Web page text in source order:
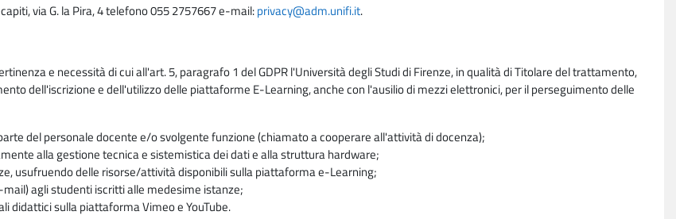
via G. la Pira, 4 telefono 055 2757667 e-mail:privacy@adm.unifi.it.
e necessità di cui all'art. 5, paragrafo 1 del GDPR l'Università degli Studi di Firenze, in qualità di Titolare del trattamento,
dell'iscrizione e dell'utilizzo delle piattaforme E-Learning, anche con l'ausilio di mezzi elettronici, per il perseguimento delle
del personale docente e/o svolgente funzione (chiamato a cooperare all'attività di docenza);
alla gestione tecnica e sistemistica dei dati e alla struttura hardware;
usufruendo delle risorse/attività disponibili sulla piattaforma e-Learning;
agli studenti iscritti alle medesime istanze;
didattici sulla piattaforma Vimeo e YouTube.